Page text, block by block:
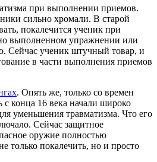
при выполнении приемов.
сильно хромали. В старой
покалечится ученик при
выполненном упражнении или
Сейчас ученик штучный товар, и
в части выполнения приемов
. Опять же, только со времен
с конца 16 века начали широко
уменьшения травматизма. Что его
Сейчас защитное
оружие полностью
только покалечить, но и просто